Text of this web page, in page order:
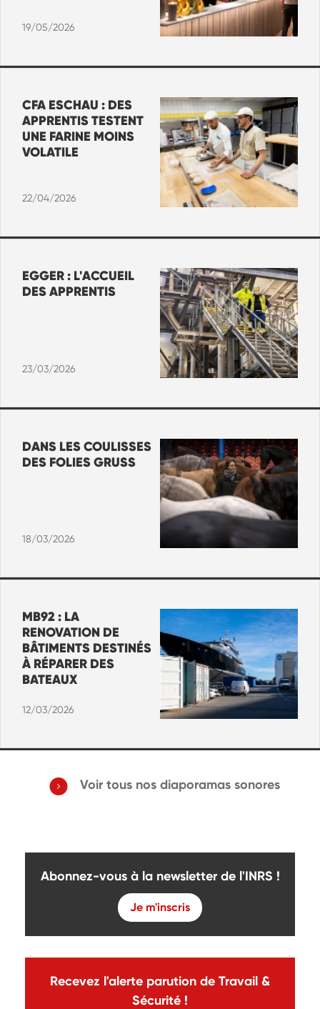
19/05/2026
CFA ESCHAU : DES
APPRENTIS TESTENT
UNE FARINE MOINS
VOLATILE
22/04/2026
EGGER : L'ACCUEIL
DES APPRENTIS
23/03/2026
DANS LES COULISSES
DES FOLIES GRUSS
18/03/2026
MB92 : LA
RENOVATION DE
BÂTIMENTS DESTINÉS
À RÉPARER DES
BATEAUX
12/03/2026
Voir tous nos diaporamas sonores
Abonnez-vous à la newsletter de l'INRS !
Je m'inscris
Recevez l'alerte parution de Travail &
Sécurité !